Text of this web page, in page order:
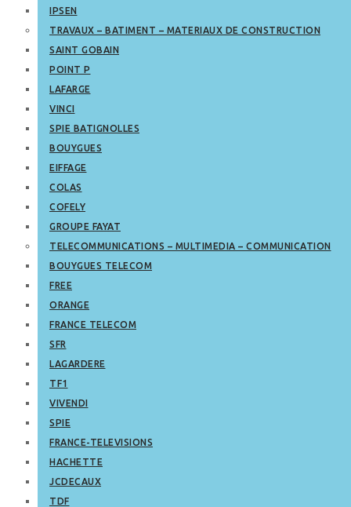
IPSEN
TRAVAUX – BATIMENT – MATERIAUX DE CONSTRUCTION
SAINT GOBAIN
POINT P
LAFARGE
VINCI
SPIE BATIGNOLLES
BOUYGUES
EIFFAGE
COLAS
COFELY
GROUPE FAYAT
TELECOMMUNICATIONS – MULTIMEDIA – COMMUNICATION
BOUYGUES TELECOM
FREE
ORANGE
FRANCE TELECOM
SFR
LAGARDERE
TF1
VIVENDI
SPIE
FRANCE-TELEVISIONS
HACHETTE
JCDECAUX
TDF